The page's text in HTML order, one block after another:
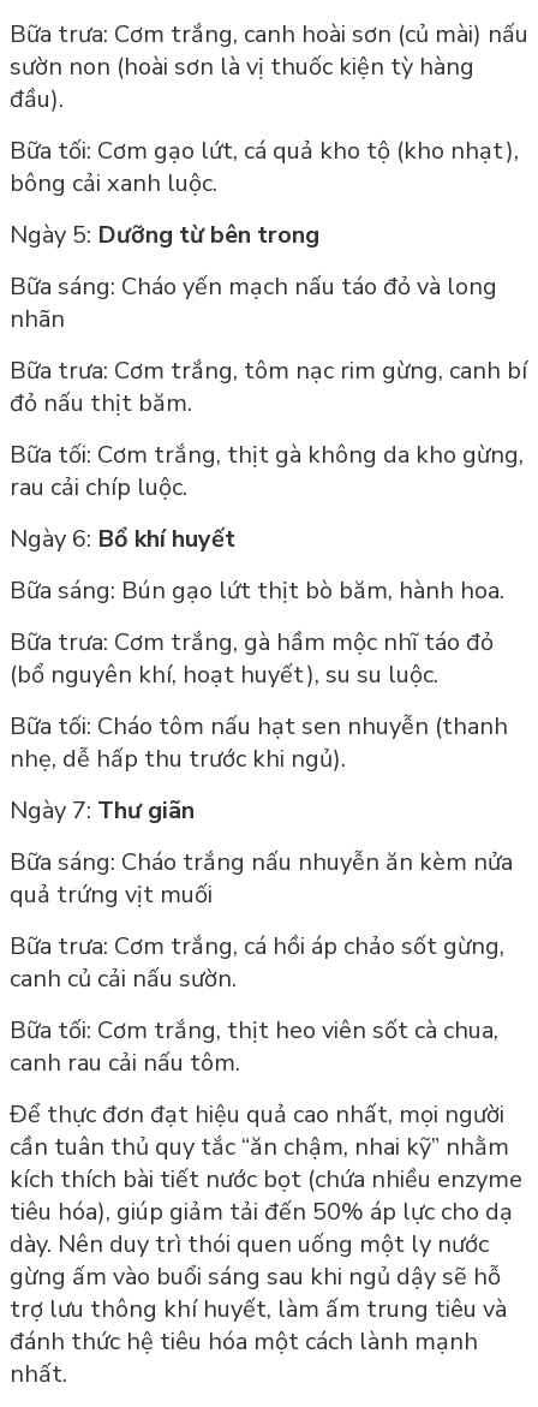
Bữa trưa: Cơm trắng, canh hoài sơn (củ mài) nấu
sườn non (hoài sơn là vị thuốc kiện tỳ hàng
đầu).
Bữa tối: Cơm gạo lứt, cá quả kho tộ (kho nhạt),
bông cải xanh luộc.
Ngày 5: Dưỡng từ bên trong
Bữa sáng: Cháo yến mạch nấu táo đỏ và long
nhãn
Bữa trưa: Cơm trắng, tôm nạc rim gừng, canh bí
đỏ nấu thịt băm.
Bữa tối: Cơm trắng, thịt gà không da kho gừng,
rau cải chíp luộc.
Ngày 6: Bổ khí huyết
Bữa sáng: Bún gạo lứt thịt bò băm, hành hoa.
Bữa trưa: Cơm trắng, gà hầm mộc nhĩ táo đỏ
(bổ nguyên khí, hoạt huyết), su su luộc.
Bữa tối: Cháo tôm nấu hạt sen nhuyễn (thanh
nhẹ, dễ hấp thu trước khi ngủ).
Ngày 7: Thư giãn
Bữa sáng: Cháo trắng nấu nhuyễn ăn kèm nửa
quả trứng vịt muối
Bữa trưa: Cơm trắng, cá hồi áp chảo sốt gừng,
canh củ cải nấu sườn.
Bữa tối: Cơm trắng, thịt heo viên sốt cà chua,
canh rau cải nấu tôm.
Để thực đơn đạt hiệu quả cao nhất, mọi người
cần tuân thủ quy tắc “ăn chậm, nhai kỹ” nhằm
kích thích bài tiết nước bọt (chứa nhiều enzyme
tiêu hóa), giúp giảm tải đến 50% áp lực cho dạ
dày. Nên duy trì thói quen uống một ly nước
gừng ấm vào buổi sáng sau khi ngủ dậy sẽ hỗ
trợ lưu thông khí huyết, làm ấm trung tiêu và
đánh thức hệ tiêu hóa một cách lành mạnh
nhất.